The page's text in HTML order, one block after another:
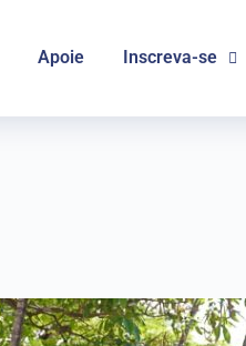
Apoie Inscreva-se